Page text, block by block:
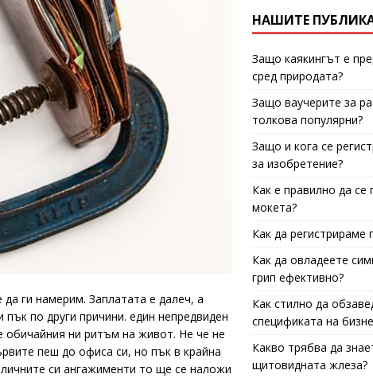
ги намерим. Заплатата е далеч, а
по други причини. един непредвиден
обичайния ни ритъм на живот. Не че не
пеш до офиса си, но пък в крайна
си ангажименти то ще се наложи
НАШИТЕ
Защо каякингът е
сред природата?
Защо ваучерите за
толкова популярни?
Защо и кога се
за изобретение?
Как е правилно да се
мокета?
Как да
Как да овладеете
грип ефективно?
Как стилно да
спецификата на
Какво трябва да
щитовидната жлеза?